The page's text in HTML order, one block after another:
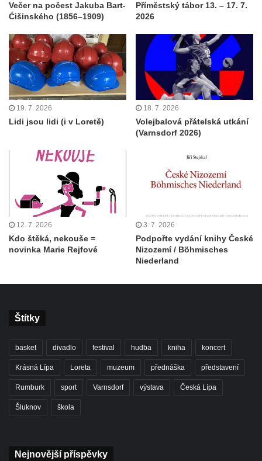
Večer na počest Jakuba Bart-
Ćišinského (1856–1909)
Příměstský tábor 13. – 17. 7.
2026
19. 7. 2026
Lidi jsou lidi (i v Loretě)
18. 7. 2026
Volejbalová přátelská utkání
(Varnsdorf 2026)
12. 7. 2026
Kdo štěká, nekouše =
novinka Marie Rejfové
3. 7. 2026
Podpořte vydání knihy České
Nizozemí / Böhmisches
Niederland
Štítky
basket divadlo festival hudba kniha koncert
Krásná Lípa Loreta muzeum přednáška představení
Rumburk sport Varnsdorf výstava Česká Lípa
Šluknov škola
Nejnovější příspěvky